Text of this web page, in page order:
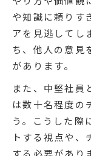
や知識に頼りす
アを見逃してし
ち、他人の意見
があります。
また、中堅社員
は数十名程度の
う。こうした際
トする視点や、
する必要があり